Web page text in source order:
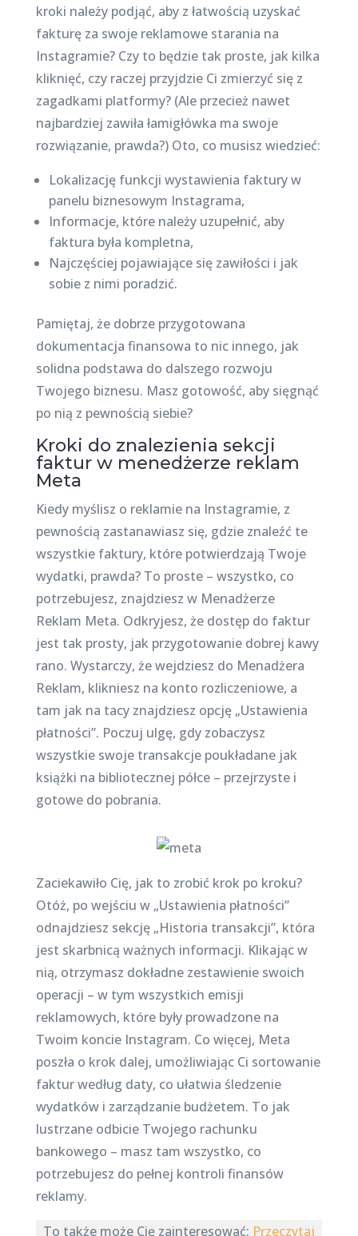
kroki należy podjąć, aby z łatwością uzyskać
fakturę za swoje reklamowe starania na
Instagramie? Czy to będzie tak proste, jak kilka
kliknięć, czy raczej przyjdzie Ci zmierzyć się z
zagadkami platformy? (Ale przecież nawet
najbardziej zawiła łamigłówka ma swoje
rozwiązanie, prawda?) Oto, co musisz wiedzieć:
Lokalizację funkcji wystawienia faktury w
panelu biznesowym Instagrama,
Informacje, które należy uzupełnić, aby
faktura była kompletna,
Najczęściej pojawiające się zawiłości i jak
sobie z nimi poradzić.
Pamiętaj, że dobrze przygotowana
dokumentacja finansowa to nic innego, jak
solidna podstawa do dalszego rozwoju
Twojego biznesu. Masz gotowość, aby sięgnąć
po nią z pewnością siebie?
Kroki do znalezienia sekcji
faktur w menedżerze reklam
Meta
Kiedy myślisz o reklamie na Instagramie, z
pewnością zastanawiasz się, gdzie znaleźć te
wszystkie faktury, które potwierdzają Twoje
wydatki, prawda? To proste – wszystko, co
potrzebujesz, znajdziesz w Menadżerze
Reklam Meta. Odkryjesz, że dostęp do faktur
jest tak prosty, jak przygotowanie dobrej kawy
rano. Wystarczy, że wejdziesz do Menadżera
Reklam, klikniesz na konto rozliczeniowe, a
tam jak na tacy znajdziesz opcję „Ustawienia
płatności”. Poczuj ulgę, gdy zobaczysz
wszystkie swoje transakcje poukładane jak
książki na bibliotecznej półce – przejrzyste i
gotowe do pobrania.
Zaciekawiło Cię, jak to zrobić krok po kroku?
Otóż, po wejściu w „Ustawienia płatności”
odnajdziesz sekcję „Historia transakcji”, która
jest skarbnicą ważnych informacji. Klikając w
nią, otrzymasz dokładne zestawienie swoich
operacji – w tym wszystkich emisji
reklamowych, które były prowadzone na
Twoim koncie Instagram. Co więcej, Meta
poszła o krok dalej, umożliwiając Ci sortowanie
faktur według daty, co ułatwia śledzenie
wydatków i zarządzanie budżetem. To jak
lustrzane odbicie Twojego rachunku
bankowego – masz tam wszystko, co
potrzebujesz do pełnej kontroli finansów
reklamy.
To także może Cię zainteresować: Przeczytaj